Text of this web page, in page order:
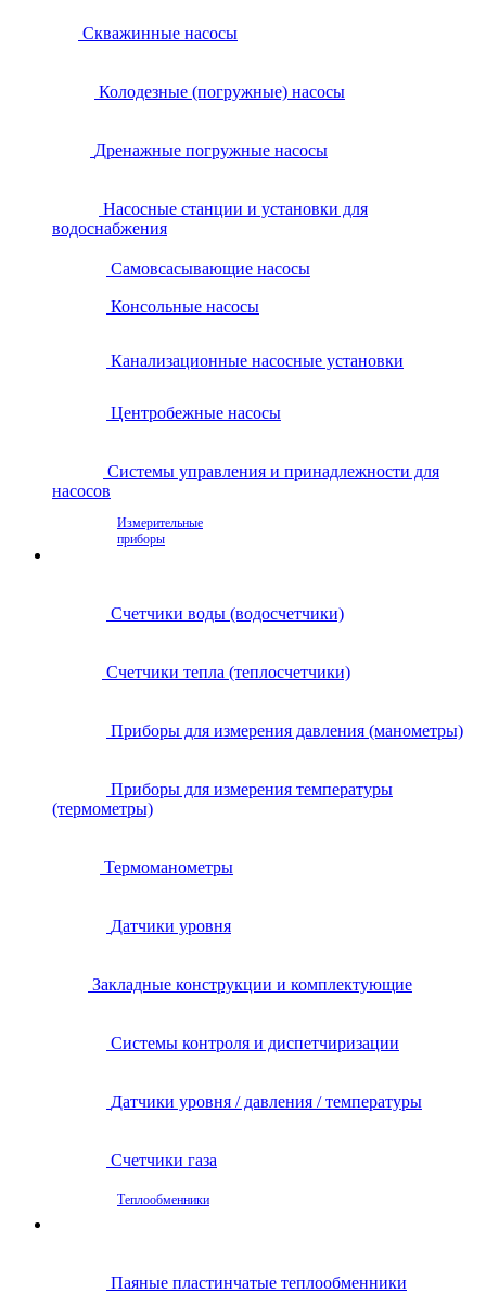
Скважинные насосы
Колодезные (погружные) насосы
Дренажные погружные насосы
Насосные станции и установки для
водоснабжения
Самовсасывающие насосы
Консольные насосы
Канализационные насосные установки
Центробежные насосы
Системы управления и принадлежности для
насосов
Измерительные
приборы
Счетчики воды (водосчетчики)
Счетчики тепла (теплосчетчики)
Приборы для измерения давления (манометры)
Приборы для измерения температуры
(термометры)
Термоманометры
Датчики уровня
Закладные конструкции и комплектующие
Системы контроля и диспетчиризации
Датчики уровня / давления / температуры
Счетчики газа
Теплообменники
Паяные пластинчатые теплообменники